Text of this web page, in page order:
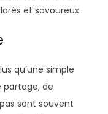
et savoureux.
qu’une simple
partage, de
sont souvent